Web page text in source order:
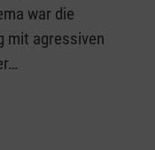
war die
mit agressiven